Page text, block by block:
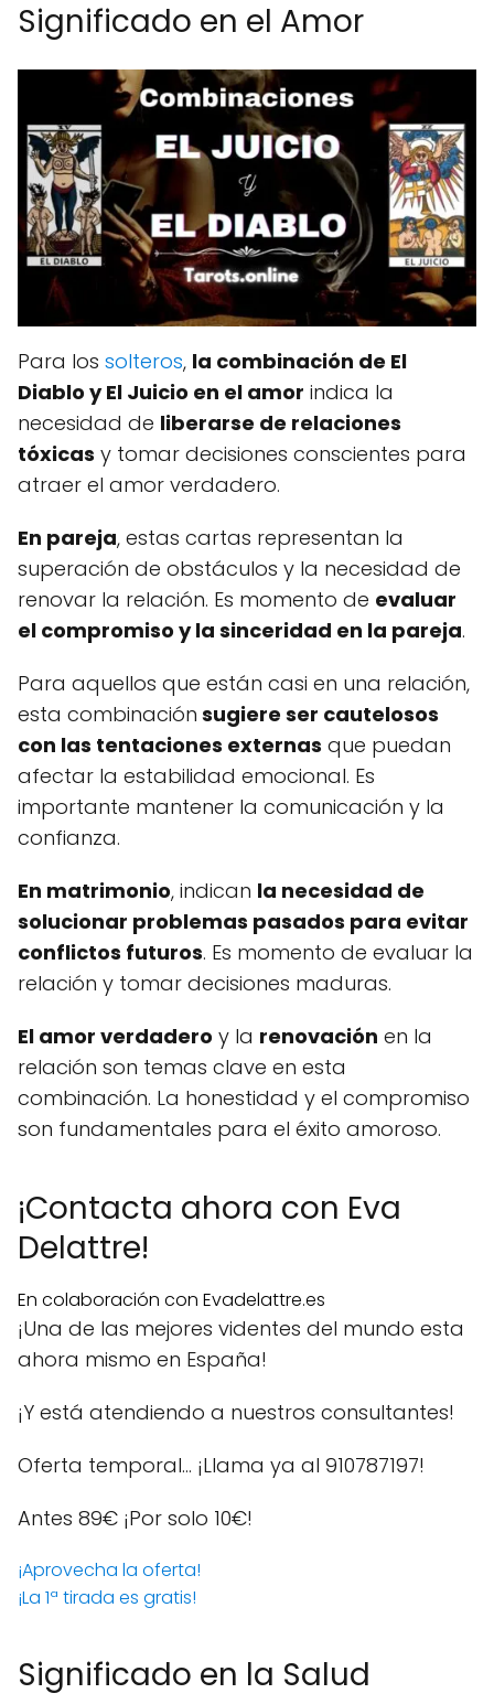
Significado en el Amor
Para los solteros, la combinación de El
Diablo y El Juicio en el amor indica la
necesidad de liberarse de relaciones
tóxicas y tomar decisiones conscientes para
atraer el amor verdadero.
En pareja, estas cartas representan la
superación de obstáculos y la necesidad de
renovar la relación. Es momento de evaluar
el compromiso y la sinceridad en la pareja.
Para aquellos que están casi en una relación,
esta combinación sugiere ser cautelosos
con las tentaciones externas que puedan
afectar la estabilidad emocional. Es
importante mantener la comunicación y la
confianza.
En matrimonio, indican la necesidad de
solucionar problemas pasados para evitar
conflictos futuros. Es momento de evaluar la
relación y tomar decisiones maduras.
El amor verdadero y la renovación en la
relación son temas clave en esta
combinación. La honestidad y el compromiso
son fundamentales para el éxito amoroso.
¡Contacta ahora con Eva
Delattre!
En colaboración con Evadelattre.es
¡Una de las mejores videntes del mundo esta
ahora mismo en España!
¡Y está atendiendo a nuestros consultantes!
Oferta temporal… ¡Llama ya al 910787197!
Antes 89€ ¡Por solo 10€!
¡Aprovecha la oferta!
¡La 1ª tirada es gratis!
Significado en la Salud